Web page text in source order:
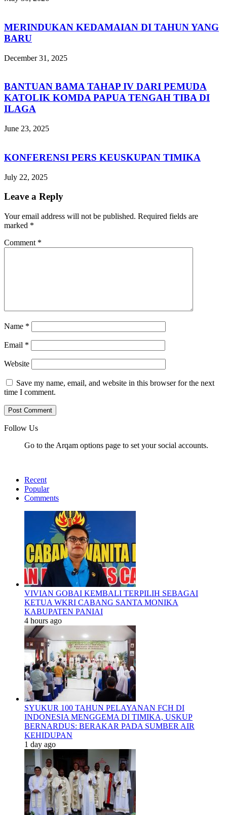
MERINDUKAN KEDAMAIAN DI TAHUN YANG
BARU
December 31, 2025
BANTUAN BAMA TAHAP IV DARI PEMUDA
KATOLIK KOMDA PAPUA TENGAH TIBA DI
ILAGA
June 23, 2025
KONFERENSI PERS KEUSKUPAN TIMIKA
July 22, 2025
Leave a Reply
Your email address will not be published. Required fields are
marked *
Comment *
Name *
Email *
Website
Save my name, email, and website in this browser for the next
time I comment.
Follow Us
Go to the Arqam options page to set your social accounts.
Recent
Popular
Comments
VIVIAN GOBAI KEMBALI TERPILIH SEBAGAI
KETUA WKRI CABANG SANTA MONIKA
KABUPATEN PANIAI
4 hours ago
SYUKUR 100 TAHUN PELAYANAN FCH DI
INDONESIA MENGGEMA DI TIMIKA, USKUP
BERNARDUS: BERAKAR PADA SUMBER AIR
KEHIDUPAN
1 day ago